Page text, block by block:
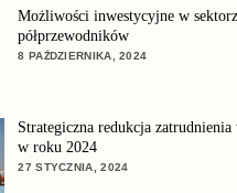
Możliwości inwestycyjne w
półprzewodników
8 PAŹDZIERNIKA, 2024
Strategiczna redukcja zatrudnienia
w roku 2024
27 STYCZNIA, 2024